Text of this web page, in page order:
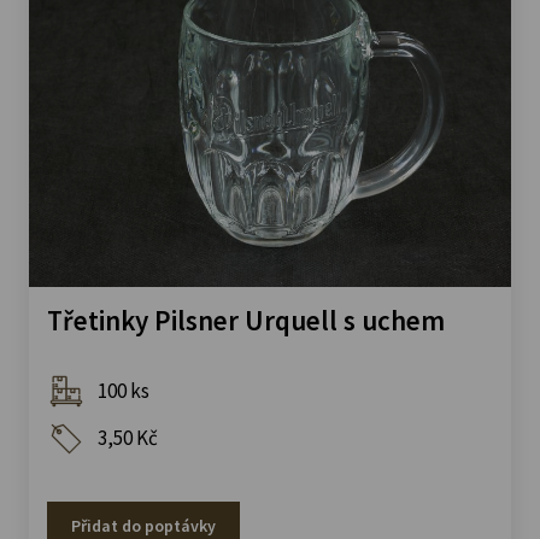
Třetinky Pilsner Urquell s uchem
100 ks
3,50 Kč
Přidat do poptávky